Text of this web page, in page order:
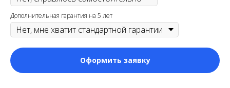
Дополнительная гарантия на 5 лет
Оформить заявку